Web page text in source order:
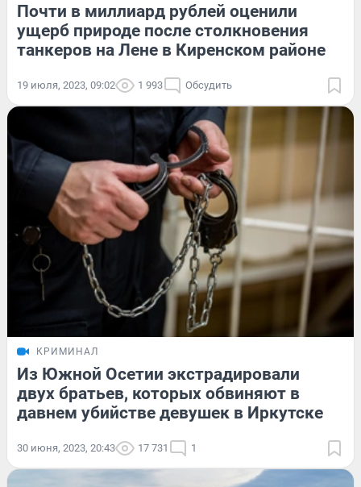
Почти в миллиард рублей оценили
ущерб природе после столкновения
танкеров на Лене в Киренском районе
19 июля, 2023, 09:02 1 993 Обсудить
КРИМИНАЛ
Из Южной Осетии экстрадировали
двух братьев, которых обвиняют в
давнем убийстве девушек в Иркутске
30 июня, 2023, 20:43 17 731 1